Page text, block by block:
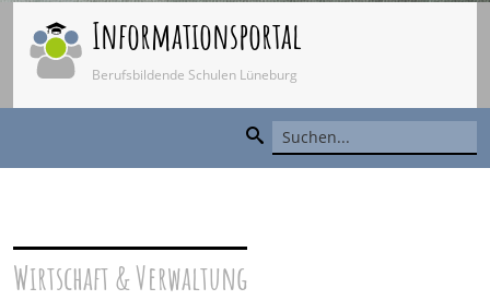
Informationsportal
Berufsbildende Schulen Lüneburg
Wirtschaft & Verwaltung